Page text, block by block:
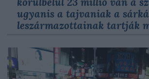
ugyanis a tajvaniak a
leszármazottainak tartják